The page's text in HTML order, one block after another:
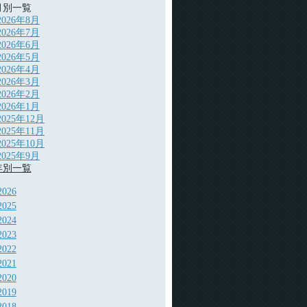
一覧
年8月
年7月
年6月
年5月
年4月
年3月
年2月
年1月
年12月
年11月
年10月
年9月
一覧